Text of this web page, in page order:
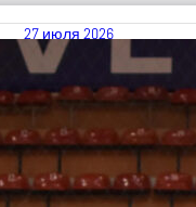
27 июля 2026
Итоги FIBA U18
КалендарьТаблица
Читать далее